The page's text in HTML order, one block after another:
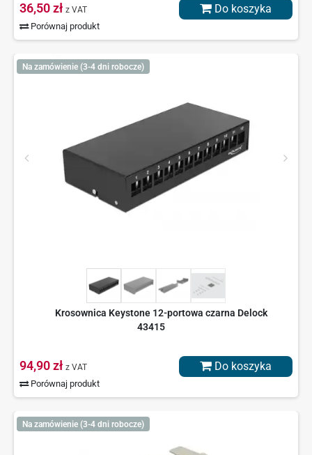
36,50 zł z VAT
Porównaj produkt
Do koszyka
Na zamówienie (3-4 dni robocze)
Krosownica Keystone 12-portowa czarna Delock
43415
94,90 zł z VAT
Porównaj produkt
Do koszyka
Na zamówienie (3-4 dni robocze)